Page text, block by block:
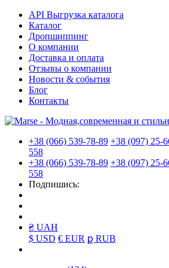
API Выгрузка каталога
Каталог
Дропшиппинг
О компании
Доставка и оплата
Отзывы о компании
Новости & события
Блог
Контакты
+38 (066) 539-78-89 +38 (097) 25-
558
+38 (066) 539-78-89 +38 (097) 25-
558
Подпишись:
₴ UAH
$ USD € EUR ք RUB